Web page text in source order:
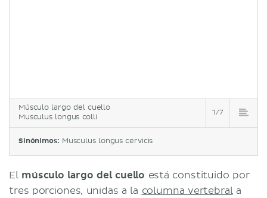
Músculo largo del cuello
Musculus longus colli
1/7
Sinónimos: Musculus longus cervicis
El músculo largo del cuello está constituido por
tres porciones, unidas a la columna vertebrala